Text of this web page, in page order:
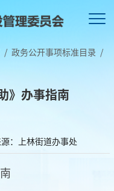
/ 政务公开事项标准目录 /
》办事指南
：上林街道办事处